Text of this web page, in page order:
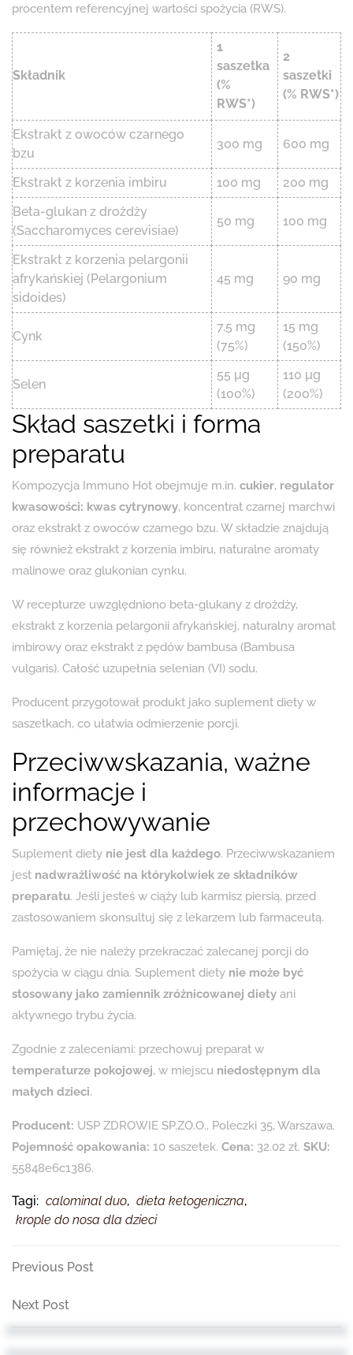
procentem referencyjnej wartości spożycia (RWS).
Składnik
1
saszetka
(%
RWS*)
2
saszetki
(% RWS*)
Ekstrakt z owoców czarnego
bzu
300 mg 600 mg
Ekstrakt z korzenia imbiru 100 mg
200 mg
Beta-glukan z drożdży
(Saccharomyces cerevisiae)
50 mg 100 mg
Ekstrakt z korzenia pelargonii
afrykańskiej (Pelargonium
sidoides)
45 mg 90 mg
Cynk
7,5 mg
(75%)
15 mg
(150%)
Selen
55 µg
(100%)
110 µg
(200%)
Skład saszetki i forma
preparatu
Kompozycja Immuno Hot obejmuje m.in. cukier, regulator
kwasowości: kwas cytrynowy, koncentrat czarnej marchwi
oraz ekstrakt z owoców czarnego bzu. W składzie znajdują
się również ekstrakt z korzenia imbiru, naturalne aromaty
malinowe oraz glukonian cynku.
W recepturze uwzględniono beta-glukany z drożdży,
ekstrakt z korzenia pelargonii afrykańskiej, naturalny aromat
imbirowy oraz ekstrakt z pędów bambusa (Bambusa
vulgaris). Całość uzupełnia selenian (VI) sodu.
Producent przygotował produkt jako suplement diety w
saszetkach, co ułatwia odmierzenie porcji.
Przeciwwskazania, ważne
informacje i
przechowywanie
Suplement diety nie jest dla każdego. Przeciwwskazaniem
jest nadwrażliwość na którykolwiek ze składników
preparatu. Jeśli jesteś w ciąży lub karmisz piersią, przed
zastosowaniem skonsultuj się z lekarzem lub farmaceutą.
Pamiętaj, że nie należy przekraczać zalecanej porcji do
spożycia w ciągu dnia. Suplement diety nie może być
stosowany jako zamiennik zróżnicowanej diety ani
aktywnego trybu życia.
Zgodnie z zaleceniami: przechowuj preparat w
temperaturze pokojowej, w miejscu niedostępnym dla
małych dzieci.
Producent: USP ZDROWIE SP.ZO.O., Poleczki 35, Warszawa.
Pojemność opakowania: 10 saszetek. Cena: 32.02 zł. SKU:
55848e6c1386.
Tagi: calominal duo, dieta ketogeniczna,
krople do nosa dla dzieci
Nawigacja
wpisu
Previous
Previous Post
Next
Post
Next Post